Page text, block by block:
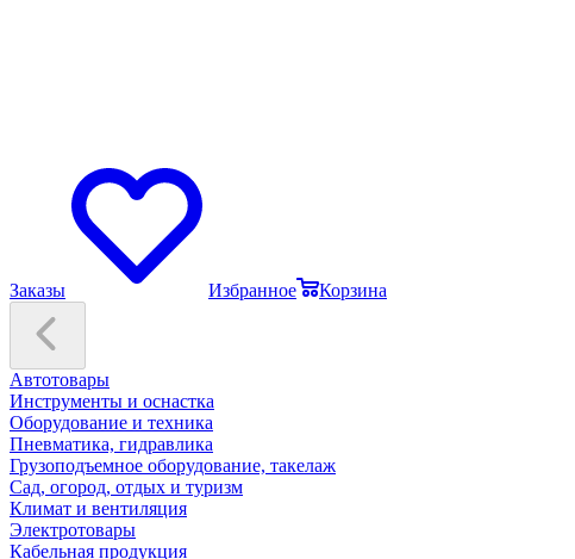
Заказы Избранное Корзина
Автотовары
Инструменты и оснастка
Оборудование и техника
Пневматика, гидравлика
Грузоподъемное оборудование, такелаж
Сад, огород, отдых и туризм
Климат и вентиляция
Электротовары
Кабельная продукция